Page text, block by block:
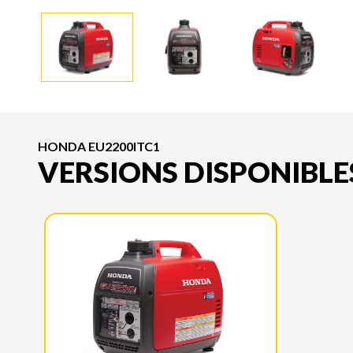
HONDA EU2200ITC1
VERSIONS